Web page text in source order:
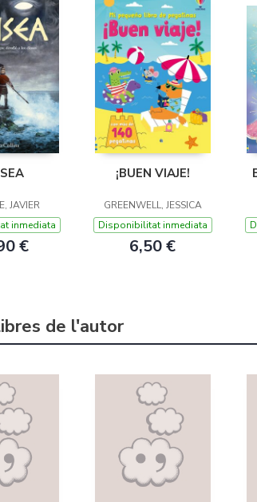
JAVIER
inmediata
€
¡BUEN VIAJE!
GREENWELL, JESSICA
Disponibilitat inmediata
6,50 €
de l'autor